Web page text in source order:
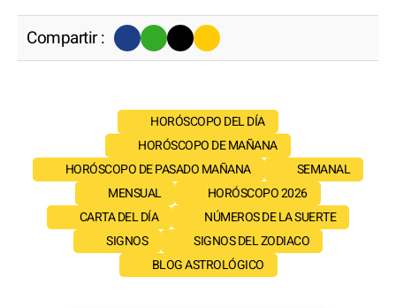
Compartir :
HORÓSCOPO DEL DÍA
HORÓSCOPO DE MAÑANA
HORÓSCOPO DE PASADO MAÑANA
SEMANAL
MENSUAL
HORÓSCOPO 2026
CARTA DEL DÍA
NÚMEROS DE LA SUERTE
SIGNOS
SIGNOS DEL ZODIACO
BLOG ASTROLÓGICO